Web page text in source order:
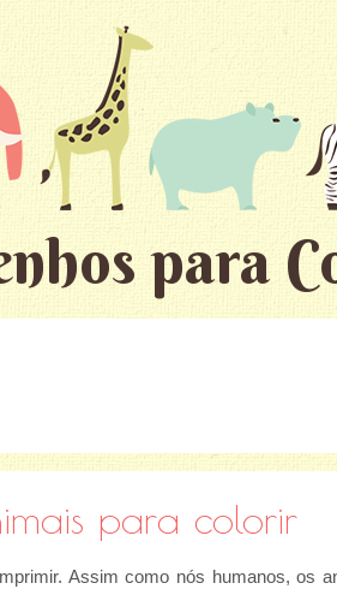
para
para colorir
Assim como nós humanos, os